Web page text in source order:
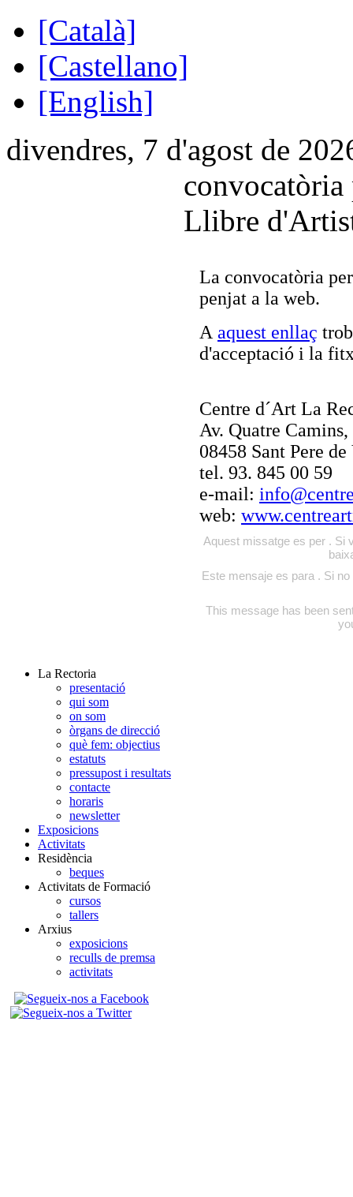
[Català]
[Castellano]
[English]
divendres, 7 d'agost de
Llibre
La convocatòria
penjat a la web.
A aquest enllaç
d'acceptació i la
Centre d´Art La
Av. Quatre Camins,
08458 Sant Pere
tel. 93. 845 00 59
e-mail:
web:
Aquest missatge es per . Si
Este mensaje es para . Si
This message has been
La Rectoria
presentació
qui som
on som
òrgans de direcció
què fem: objectius
estatuts
pressupost i resultats
contacte
horaris
newsletter
Exposicions
Activitats
Residència
beques
Activitats de Formació
cursos
tallers
Arxius
exposicions
reculls de premsa
activitats